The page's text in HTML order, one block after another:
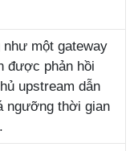
như một gateway
được phản hồi
upstream dẫn
ngưỡng thời gian